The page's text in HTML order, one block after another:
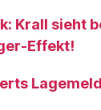
Krall sieht
Effekt!